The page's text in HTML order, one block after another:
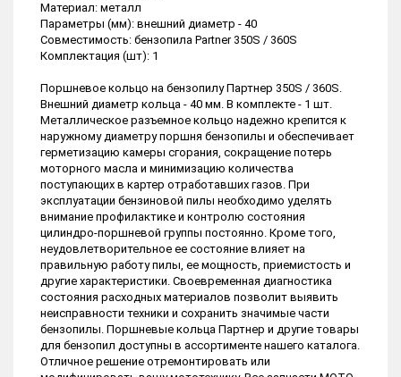
Материал: металл
Параметры (мм): внешний диаметр - 40
Совместимость: бензопила Partner 350S / 360S
Комплектация (шт): 1
Поршневое кольцо на бензопилу Партнер 350S / 360S.
Внешний диаметр кольца - 40 мм. В комплекте - 1 шт.
Металлическое разъемное кольцо надежно крепится к
наружному диаметру поршня бензопилы и обеспечивает
герметизацию камеры сгорания, сокращение потерь
моторного масла и минимизацию количества
поступающих в картер отработавших газов. При
эксплуатации бензиновой пилы необходимо уделять
внимание профилактике и контролю состояния
цилиндро-поршневой группы постоянно. Кроме того,
неудовлетворительное ее состояние влияет на
правильную работу пилы, ее мощность, приемистость и
другие характеристики. Своевременная диагностика
состояния расходных материалов позволит выявить
неисправности техники и сохранить значимые части
бензопилы. Поршневые кольца Партнер и другие товары
для бензопил доступны в ассортименте нашего каталога.
Отличное решение отремонтировать или